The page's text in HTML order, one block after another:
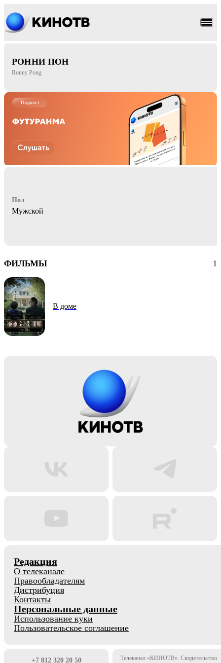
РОННИ ПОН
Ronny Pong
Пол
Мужской
ФИЛЬМЫ 1
В доме
Редакция
О телеканале
Правообладателям
Дистрибуция
Контакты
Персональные данные
Использование куки
Пользовательское соглашение
+7 812 320 20 50
Телеканал «КИНОТВ». Свидетельство